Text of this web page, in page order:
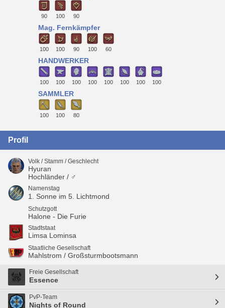
90 100 90
Mag. Fernkämpfer
100 100 90 100 60
HANDWERKER
100 100 100 100 100 100 100 100
SAMMLER
100 100 80
Profil
Volk / Stamm / Geschlecht
Hyuran
Hochländer / ♂
Namenstag
1. Sonne im 5. Lichtmond
Schutzgott
Halone - Die Furie
Stadtstaat
Limsa Lominsa
Staatliche Gesellschaft
Mahlstrom / Großsturmbootsmann
Freie Gesellschaft
Essence
PvP-Team
Nights of Round